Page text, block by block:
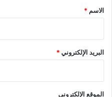
*
الاسم *
البريد الإلكتروني*
الموقع الإلكتروني